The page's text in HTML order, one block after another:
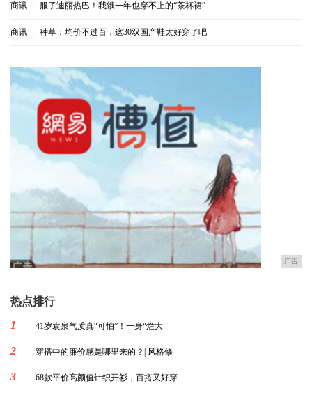
商讯 服了迪丽热巴！我饿一年也穿不上的“茶杯裙”
商讯 种草：均价不过百，这30双国产鞋太好穿了吧
广告
热点排行
1
41岁袁泉气质真“可怕”！一身“烂大
2 穿搭中的廉价感是哪里来的？| 风格修
3 68款平价高颜值针织开衫，百搭又好穿